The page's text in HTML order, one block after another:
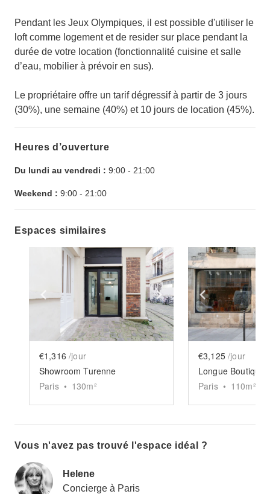
Pendant les Jeux Olympiques, il est possible d'utiliser le
loft comme logement et de resider sur place pendant la
durée de votre location (fonctionnalité cuisine et salle
d’eau, mobilier à prévoir en sus).
Le propriétaire offre un tarif dégressif à partir de 3 jours
(30%), une semaine (40%) et 10 jours de location (45%).
Heures d’ouverture
Du lundi au vendredi : 9:00 - 21:00
Weekend : 9:00 - 21:00
Espaces similaires
Show previous slide Show next slide
€1,316 /jour
Showroom Turenne
Paris • 130m²
Show
€3,125 /jour
Longue Boutique
Paris • 110m²
Vous n'avez pas trouvé l'espace idéal ?
Helene
Concierge à Paris